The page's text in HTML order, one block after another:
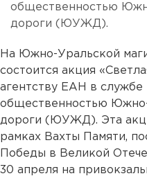
общественностью
дороги (ЮУЖД).
На Южно-Уральской
состоится акция
агентству ЕАН в службе
общественностью
дороги (ЮУЖД). Эта
рамках Вахты Памяти,
Победы в Великой
30 апреля на